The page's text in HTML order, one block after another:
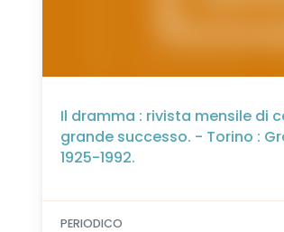
Il dramma : rivista mensile di
grande successo. - Torino :
1925-1992.
PERIODICO